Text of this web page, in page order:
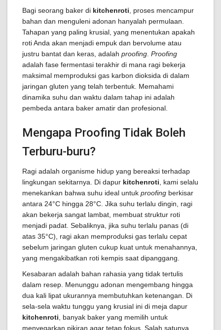
Bagi seorang baker di kitchenroti , proses mencampur
bahan dan menguleni adonan hanyalah permulaan.
Tahapan yang paling krusial, yang menentukan apakah
roti Anda akan menjadi empuk dan bervolume atau
justru bantat dan keras, adalah proofing Proofing
adalah fase fermentasi terakhir di mana ragi bekerja
maksimal memproduksi gas karbon dioksida di dalam
jaringan gluten yang telah terbentuk. Memahami
dinamika suhu dan waktu dalam tahap ini adalah
pembeda antara baker amatir dan profesional.
Mengapa Proofing Tidak Boleh
Terburu-buru?
Ragi adalah organisme hidup yang bereaksi terhadap
lingkungan sekitarnya. Di dapur kitchenroti , kami selalu
menekankan bahwa suhu ideal untuk proofing berkisar
antara 24°C hingga 28°C. Jika suhu terlalu dingin, ragi
akan bekerja sangat lambat, membuat struktur roti
menjadi padat. Sebaliknya, jika suhu terlalu panas (di
atas 35°C), ragi akan memproduksi gas terlalu cepat
sebelum jaringan gluten cukup kuat untuk menahannya,
yang mengakibatkan roti kempis saat dipanggang.
Kesabaran adalah bahan rahasia yang tidak tertulis
dalam resep. Menunggu adonan mengembang hingga
dua kali lipat ukurannya membutuhkan ketenangan. Di
sela-sela waktu tunggu yang krusial ini di meja dapur
kitchenroti , banyak baker yang memilih untuk
menyegarkan pikiran agar tetap fokus. Salah satunya